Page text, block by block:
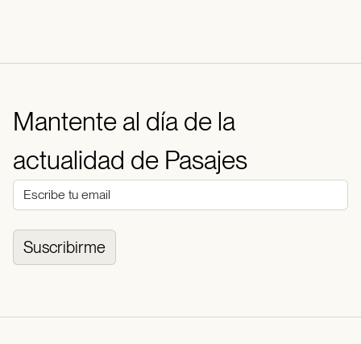
Mantente al día de la
actualidad de Pasajes
Suscribirme